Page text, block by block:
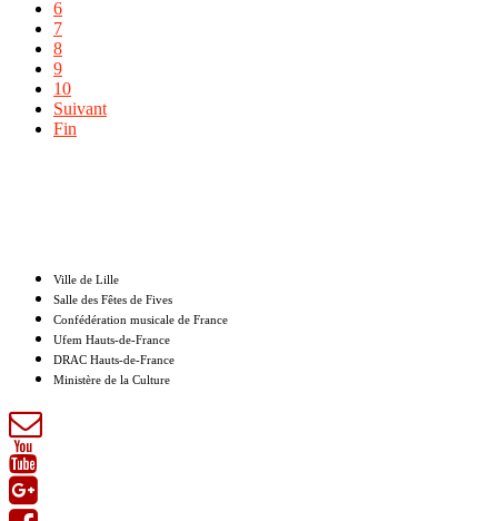
6
7
8
9
10
Suivant
Fin
Ville de Lille
Salle des Fêtes de Fives
Confédération musicale de France
Ufem Hauts-de-France
DRAC Hauts-de-France
Ministère de la Culture